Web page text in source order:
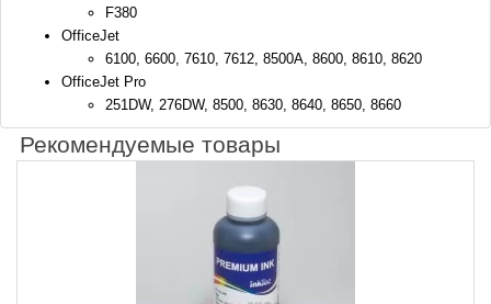
F380
OfficeJet
6100, 6600, 7610, 7612, 8500A, 8600, 8610, 8620
OfficeJet Pro
251DW, 276DW, 8500, 8630, 8640, 8650, 8660
Рекомендуемые товары